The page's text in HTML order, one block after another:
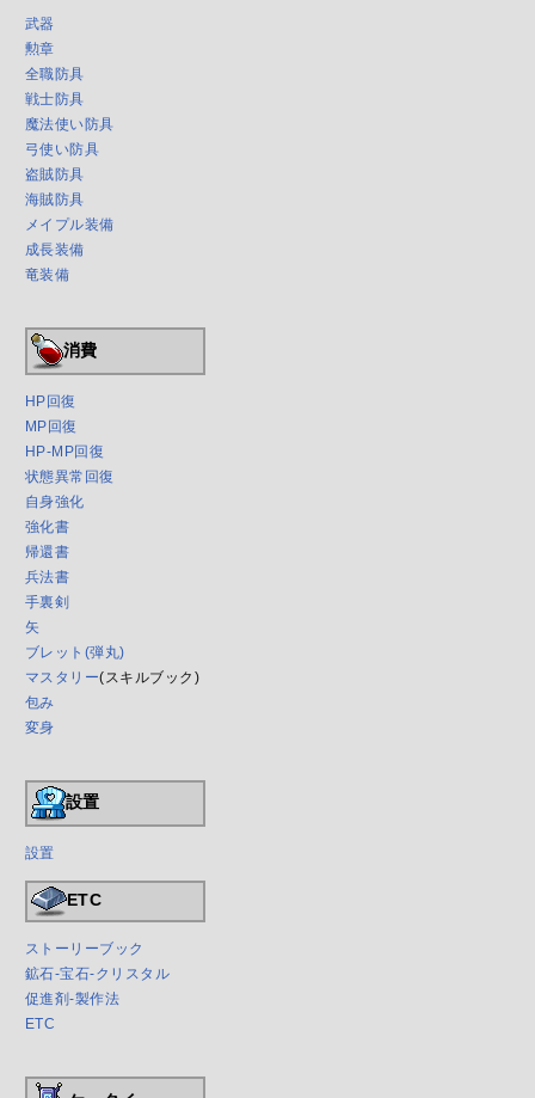
武器
勲章
全職防具
戦士防具
魔法使い防具
弓使い防具
盗賊防具
海賊防具
メイプル装備
成長装備
竜装備
消費
HP回復
MP回復
HP-MP回復
状態異常回復
自身強化
強化書
帰還書
兵法書
手裏剣
矢
ブレット(弾丸)
マスタリー(スキルブック)
包み
変身
設置
設置
ETC
ストーリーブック
鉱石-宝石-クリスタル
促進剤-製作法
ETC